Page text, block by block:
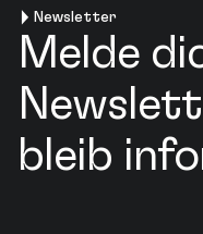
Newsletter
Melde
bleib